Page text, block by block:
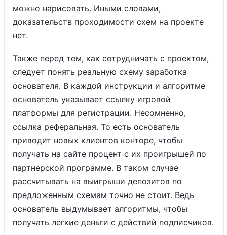
можно нарисовать. Иными словами,
доказательств проходимости схем на проекте
нет.
Также перед тем, как сотрудничать с проектом,
следует понять реальную схему заработка
основателя. В каждой инструкции и алгоритме
основатель указывает ссылку игровой
платформы для регистрации. Несомненно,
ссылка реферальная. То есть основатель
приводит новых клиентов конторе, чтобы
получать на сайте процент с их проигрышей по
партнерской программе. В таком случае
рассчитывать на выигрыши депозитов по
предложенным схемам точно не стоит. Ведь
основатель выдумывает алгоритмы, чтобы
получать легкие деньги с действий подписчиков.